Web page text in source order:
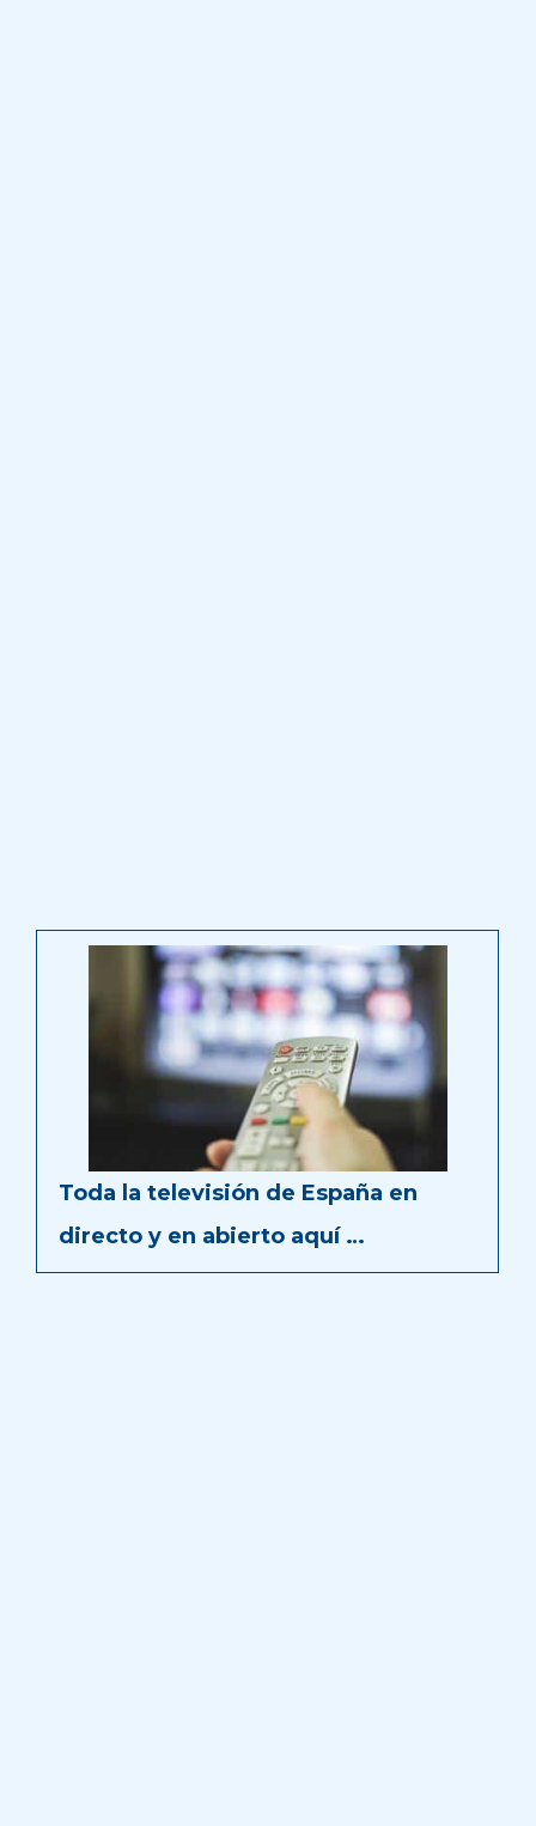
Toda la televisión de España en
directo y en abierto aquí …